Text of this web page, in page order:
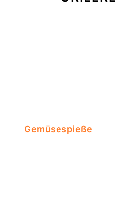
Gemüsespieße